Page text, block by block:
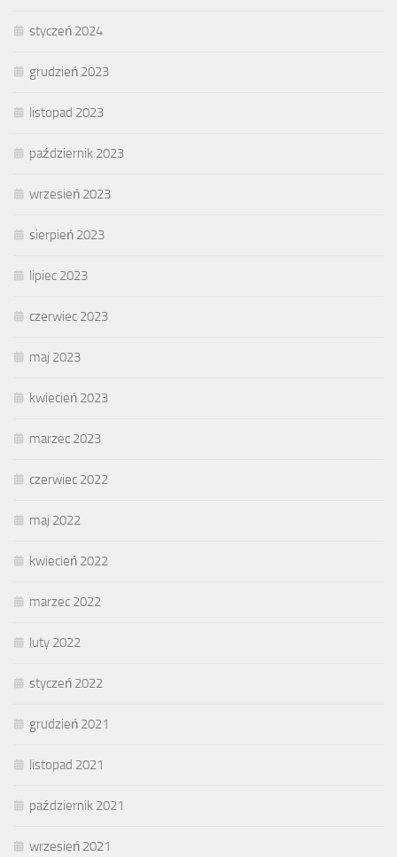
styczeń 2024
grudzień 2023
listopad 2023
październik 2023
wrzesień 2023
sierpień 2023
lipiec 2023
czerwiec 2023
maj 2023
kwiecień 2023
marzec 2023
czerwiec 2022
maj 2022
kwiecień 2022
marzec 2022
luty 2022
styczeń 2022
grudzień 2021
listopad 2021
październik 2021
wrzesień 2021